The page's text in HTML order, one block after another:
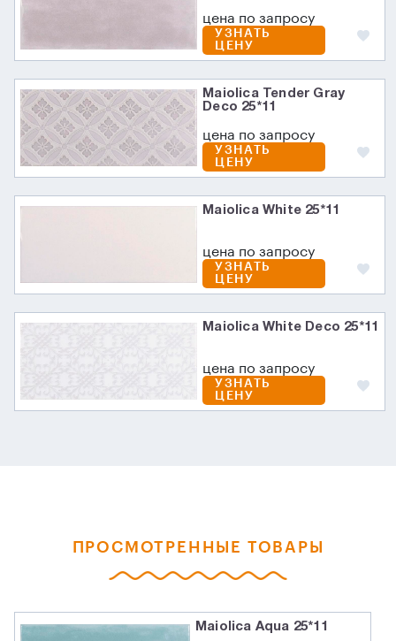
цена по запросу
УЗНАТЬ
ЦЕНУ
Maiolica Tender Gray
Deco 25*11
цена по запросу
УЗНАТЬ
ЦЕНУ
Maiolica White 25*11
цена по запросу
УЗНАТЬ
ЦЕНУ
Maiolica White Deco 25*11
цена по запросу
УЗНАТЬ
ЦЕНУ
ПРОСМОТРЕННЫЕ ТОВАРЫ
Maiolica Aqua 25*11